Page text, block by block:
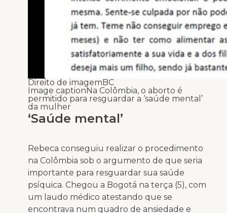
Direito de imagemBC
Image captionNa Colômbia, o aborto é
permitido para resguardar a ‘saúde mental’
da mulher
‘Saúde mental’
Rebeca conseguiu realizar o procedimento
na Colômbia sob o argumento de que seria
importante para resguardar sua saúde
psíquica. Chegou a Bogotá na terça (5), com
um laudo médico atestando que se
encontrava num quadro de ansiedade e